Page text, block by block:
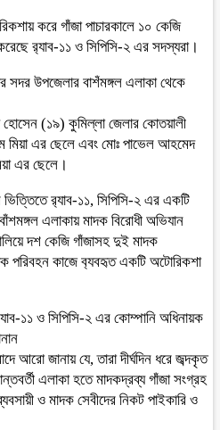
করে গাঁজা পাচারকালে ১০ কেজি
র‍্যাব-১১ ও সিপিসি-২ এর সদস্যরা।
সদর উপজেলার বাশঁমঙ্গল এলাকা থেকে
(১৯) কুমিল্লা জেলার কোতয়ালী
মিয়া এর ছেলে এবং মোঃ পাভেল আহমেদ
এর ছেলে।
ভিত্তিতে র‍্যাব-১১, সিপিসি-২ এর একটি
এলাকায় মাদক বিরোধী অভিযান
দশ কেজি গাঁজাসহ দুই মাদক
পরিবহন কাজে ব‍্যবহৃত একটি অটোরিকশা
১১ ও সিপিসি-২ এর কোম্পানি অধিনায়ক
আরো জানায় যে, তারা দীর্ঘদিন ধরে জব্দকৃত
এলাকা হতে মাদকদ্রব্য গাঁজা সংগ্রহ
ও মাদক সেবীদের নিকট পাইকারি ও